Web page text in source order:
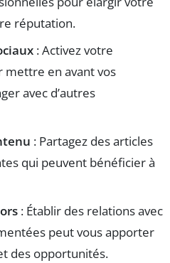
réputation.
: Activez votre
mettre en avant vos
avec d’autres
: Partagez des articles
qui peuvent bénéficier à
: Établir des relations avec
peut vous apporter
des opportunités.